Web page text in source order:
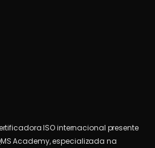
ISO internacional presente
Academy, especializada na